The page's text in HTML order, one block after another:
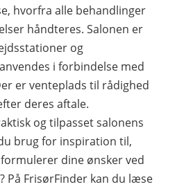
hvorfra alle behandlinger
håndteres. Salonen er
og
i forbindelse med
er venteplads til rådighed
deres aftale.
og tilpasset salonens
brug for inspiration til,
dine ønsker ved
På FrisørFinder kan du læse